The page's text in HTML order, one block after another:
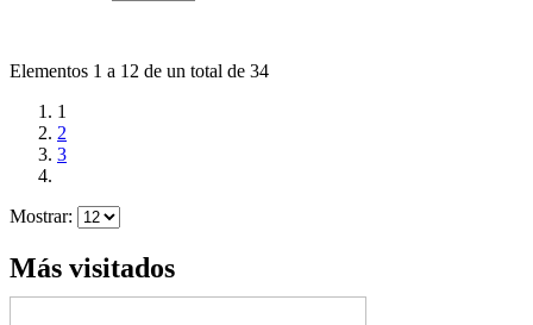
Elementos 1 a 12 de un total de 34
1
2
3
Mostrar:
Más visitados